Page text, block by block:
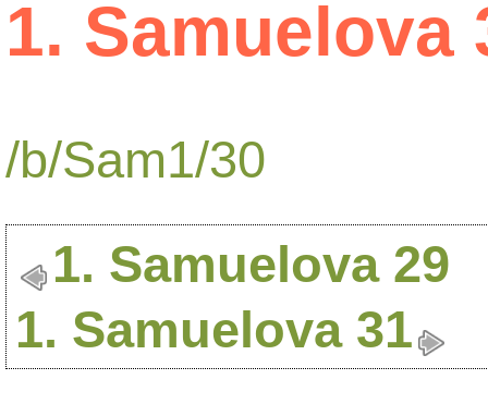
1. Samuelova
/b/Sam1/30
1. Samuelova 29
1. Samuelova 31